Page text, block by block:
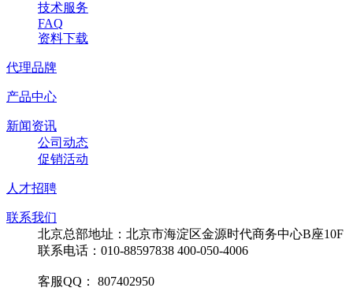
技术服务
FAQ
资料下载
代理品牌
产品中心
新闻资讯
公司动态
促销活动
人才招聘
联系我们
北京总部地址：北京市海淀区金源时代商务中心B座10F
联系电话：010-88597838 400-050-4006
客服QQ： 807402950